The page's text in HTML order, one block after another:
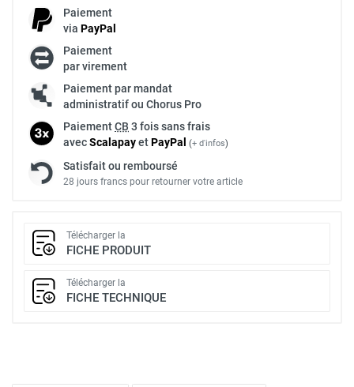
Paiement
via PayPal
Paiement
par virement
Paiement par mandat
administratif ou Chorus Pro
PaiementCB 3 fois sans frais
avecScalapayetPayPal (+ d'infos)
Satisfait ou remboursé
28 jours francs pour retourner votre article
Télécharger la
FICHE PRODUIT
Télécharger la
FICHE TECHNIQUE